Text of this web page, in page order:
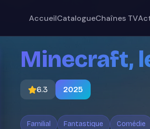
AccueilCatalogueChaînes TV
Minecraft,
6.3 2025
Familial Fantastique Comédie